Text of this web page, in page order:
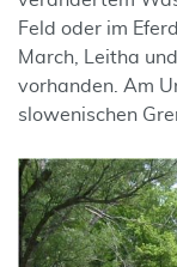
Feld oder im
March, Leitha
vorhanden. Am
slowenischen